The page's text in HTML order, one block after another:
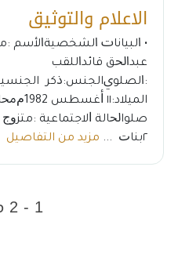
الاعلام والتوثيق
• ﺍﻟﺒﻴﺎﻧﺎﺕ ﺍﻟﺸﺨﺼﻴﺔﺍﻷﺳﻢ
ﻋﺒﺪﺍﳊﻖ ﻗﺎﺋﺪﺍﻟﻠﻘﺐ
:ﺍﻟﺼﻠﻮﻱالجنس:ﺫﻛﺮ
٢ﺑﻨﺎﺕ ...
مزيد من التفاصيل
1 - 2 من أصل ( 2 ) سجلات